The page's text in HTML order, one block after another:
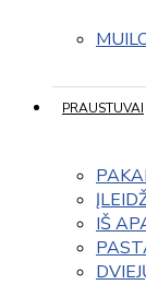
PRAUSTUVAI
IŠ